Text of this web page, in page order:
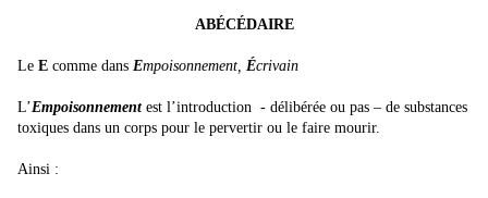
ABÉCÉDAIRE
Le E comme dans Empoisonnement, Écrivain
L’Empoisonnement est l’introduction - délibérée ou pas – de substances
toxiques dans un corps pour le pervertir ou le faire mourir.
Ainsi :